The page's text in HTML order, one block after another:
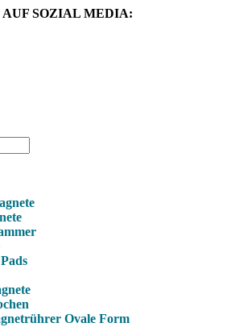
SOZIAL MEDIA:
Ovale Form